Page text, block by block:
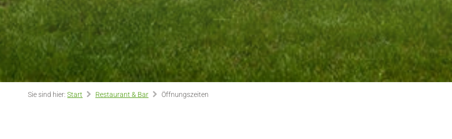
Sie sind hier:Start Restaurant & Bar Öffnungszeiten